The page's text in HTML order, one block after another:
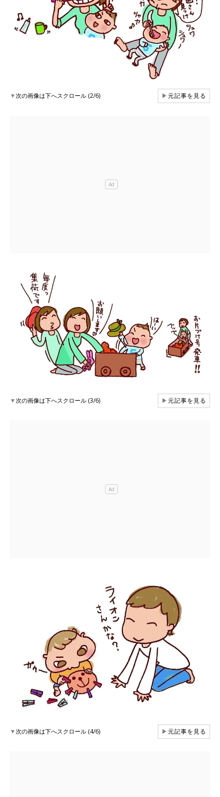
▼次の画像は下へスクロール (2/6) ▶元記事を見る
▼次の画像は下へスクロール (3/6) ▶元記事を見る
▼次の画像は下へスクロール (4/6) ▶元記事を見る